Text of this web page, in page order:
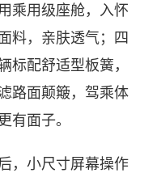
乘用级座舱，入怀
料，亲肤透气；四
标配舒适型板簧，
路面颠簸，驾乘体
有面子。
，小尺寸屏幕操作